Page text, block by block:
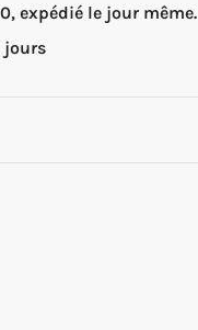
expédié le jour même.
jours